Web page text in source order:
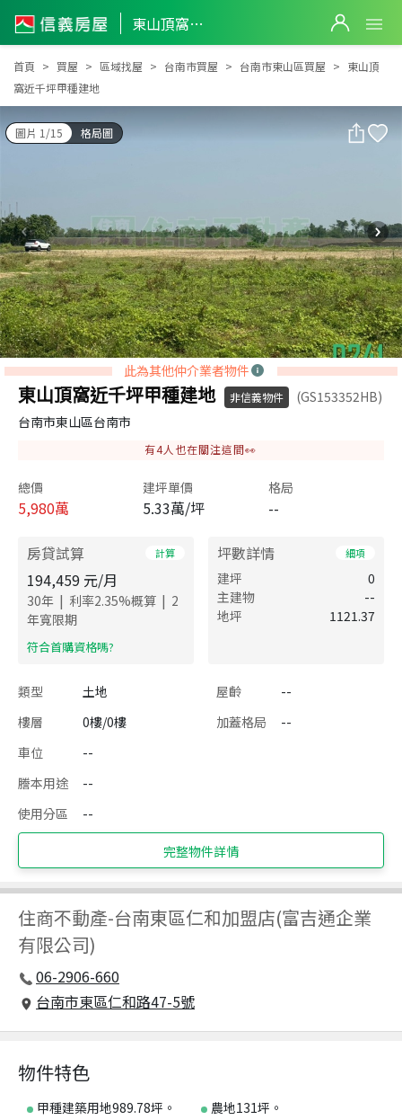
東山頂窩近千坪甲種建地
東山頂窩近千坪甲種建地
首頁 買屋 區域找屋 台南市買屋 台南市東山區買屋
東山頂
窩近千坪甲種建地
圖片 1/15 格局圖
此為其他仲介業者物件
東山頂窩近千坪甲種建地 非信義物件
(GS153352HB)
台南市東山區台南市
有4人也在關注這間👀
總價
5,980萬
建坪單價
5.33萬/坪
格局
--
房貸試算 計算
194,459 元/月
30年 | 利率2.35%概算 | 2
年寬限期
​符合首購資格嗎?
坪數詳情 細項
建坪
0
主建物
--
地坪
1121.37
類型 土地 屋齡
--
樓層
0樓/0樓 加蓋格局
--
車位
--
謄本用途
--
使用分區
--
完整物件詳情
住商不動產-台南東區仁和加盟店(富吉通企業
有限公司)
06-2906-660
台南市東區仁和路47-5號
物件特色
甲種建築用地989.78坪。
農地131坪。